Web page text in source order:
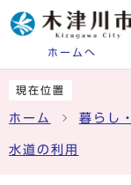
ホームへ
現在位置
ホーム 暮らし
水道の利用